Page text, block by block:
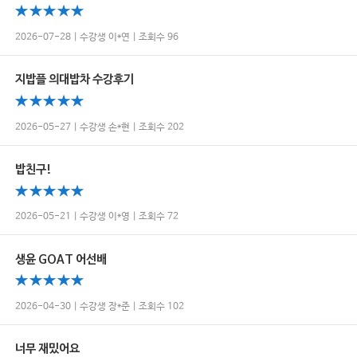
2026-07-28 | 수강생 이*연 | 조회수 96
지밥플 의대밥차 수강후기
2026-05-27 | 수강생 손*현 | 조회수 202
밥친구!
2026-05-21 | 수강생 이*영 | 조회수 72
생윤 GOAT 어선배
2026-04-30 | 수강생 장*준 | 조회수 102
너무 재밌어요